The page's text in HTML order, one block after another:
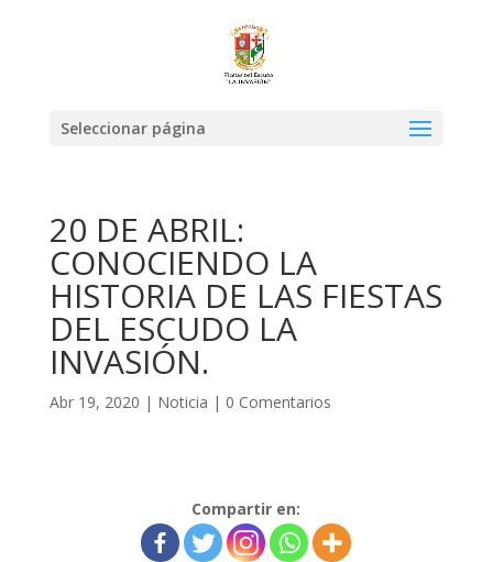
Seleccionar página
20 DE ABRIL:
CONOCIENDO LA
HISTORIA DE LAS FIESTAS
DEL ESCUDO LA
INVASIÓN.
Abr 19, 2020 | Noticia | 0 Comentarios
Compartir en: